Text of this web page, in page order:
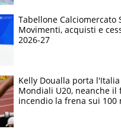
Tabellone Calciomercato
Movimenti, acquisti e
2026-27
Kelly Doualla porta
Mondiali U20, neanche il
incendio la frena sui 100